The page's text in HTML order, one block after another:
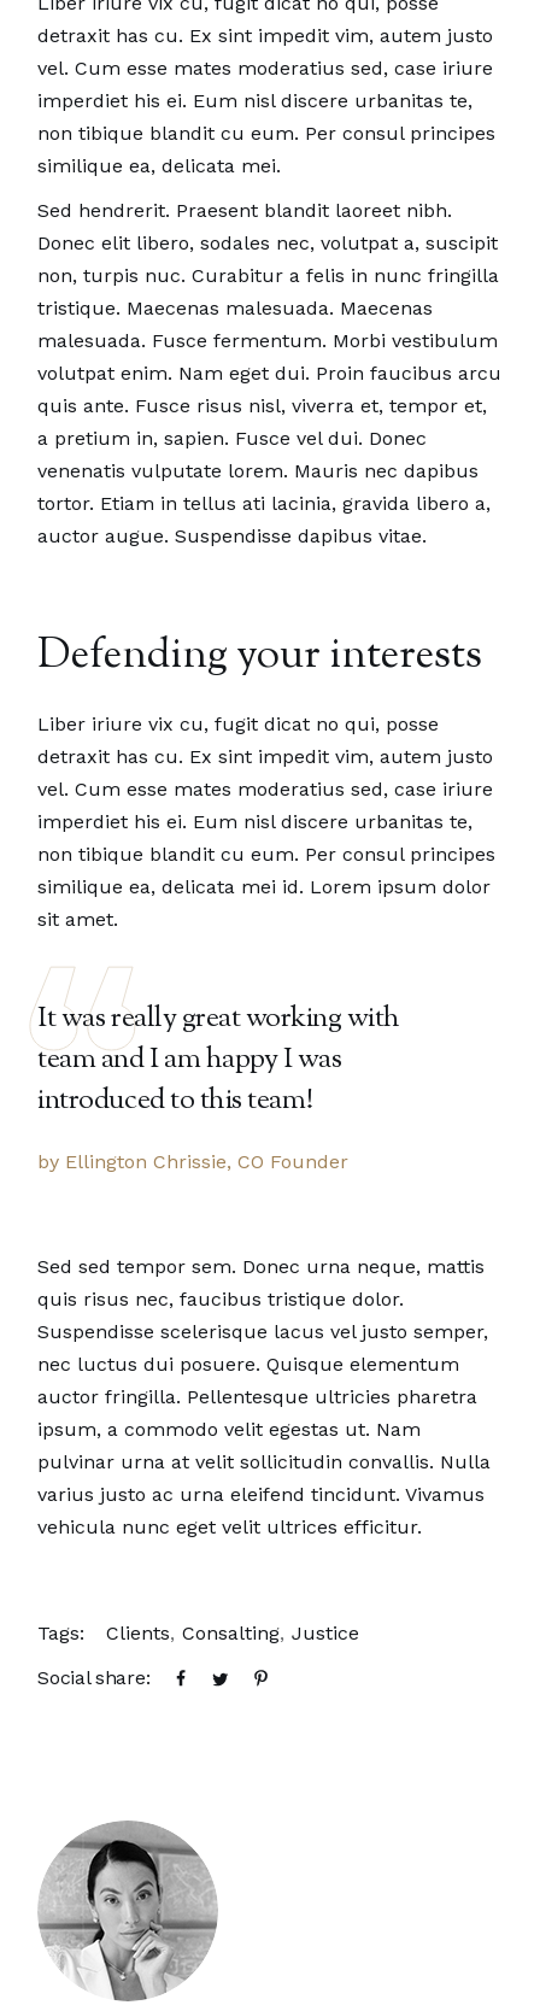
detraxit has cu. Ex sint impedit vim, autem justo
vel. Cum esse mates moderatius sed, case iriure
imperdiet his ei. Eum nisl discere urbanitas te,
non tibique blandit cu eum. Per consul principes
similique ea, delicata mei.
Sed hendrerit. Praesent blandit laoreet nibh.
Donec elit libero, sodales nec, volutpat a, suscipit
non, turpis nuc. Curabitur a felis in nunc fringilla
tristique. Maecenas malesuada. Maecenas
malesuada. Fusce fermentum. Morbi vestibulum
volutpat enim. Nam eget dui. Proin faucibus arcu
quis ante. Fusce risus nisl, viverra et, tempor et,
a pretium in, sapien. Fusce vel dui. Donec
venenatis vulputate lorem. Mauris nec dapibus
tortor. Etiam in tellus ati lacinia, gravida libero a,
auctor augue. Suspendisse dapibus vitae.
Defending your interests
Liber iriure vix cu, fugit dicat no qui, posse
detraxit has cu. Ex sint impedit vim, autem justo
vel. Cum esse mates moderatius sed, case iriure
imperdiet his ei. Eum nisl discere urbanitas te,
non tibique blandit cu eum. Per consul principes
similique ea, delicata mei id. Lorem ipsum dolor
sit amet.
It was really great working with
team and I am happy I was
introduced to this team!
by Ellington Chrissie, CO Founder
Sed sed tempor sem. Donec urna neque, mattis
quis risus nec, faucibus tristique dolor.
Suspendisse scelerisque lacus vel justo semper,
nec luctus dui posuere. Quisque elementum
auctor fringilla. Pellentesque ultricies pharetra
ipsum, a commodo velit egestas ut. Nam
pulvinar urna at velit sollicitudin convallis. Nulla
varius justo ac urna eleifend tincidunt. Vivamus
vehicula nunc eget velit ultrices efficitur.
Tags: Clients Consalting Justice
Social share: